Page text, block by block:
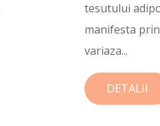
tesutului
manifesta
variaza...
DETALII